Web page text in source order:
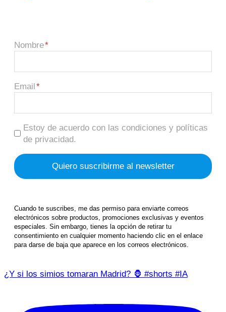
Nombre
Email
Estoy de acuerdo con las condiciones y políticas
de privacidad.
Cuando te suscribes, me das permiso para enviarte correos
electrónicos sobre productos, promociones exclusivas y eventos
especiales. Sin embargo, tienes la opción de retirar tu
consentimiento en cualquier momento haciendo clic en el enlace
para darse de baja que aparece en los correos electrónicos.
¿Y si los simios tomaran Madrid? 🦍 #shorts #IA